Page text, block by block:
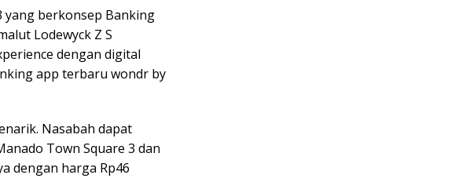
yang berkonsep Banking
Lodewyck Z S
dengan digital
app terbaru wondr by
Nasabah dapat
Town Square 3 dan
dengan harga Rp46